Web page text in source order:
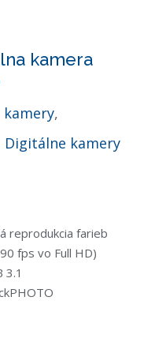
kamera
,
Digitálne kamery
reprodukcia farieb
fps vo Full HD)
3.1